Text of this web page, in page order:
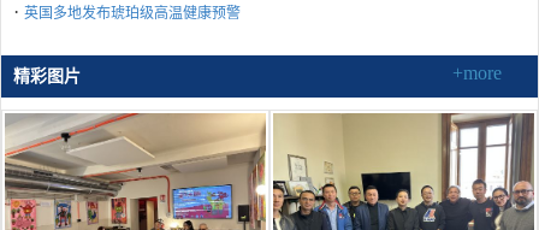
· 英国多地发布琥珀级高温健康预警
精彩图片 +more